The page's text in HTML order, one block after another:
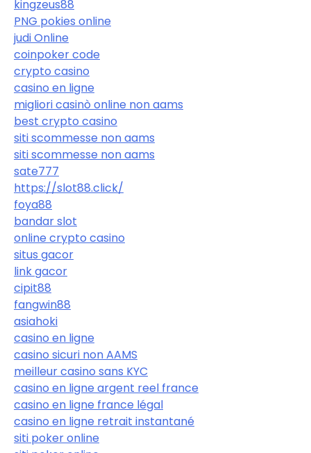
kingzeus88
PNG pokies online
judi Online
coinpoker code
crypto casino
casino en ligne
migliori casinò online non aams
best crypto casino
siti scommesse non aams
siti scommesse non aams
sate777
https://slot88.click/
foya88
bandar slot
online crypto casino
situs gacor
link gacor
cipit88
fangwin88
asiahoki
casino en ligne
casino sicuri non AAMS
meilleur casino sans KYC
casino en ligne argent reel france
casino en ligne france légal
casino en ligne retrait instantané
siti poker online